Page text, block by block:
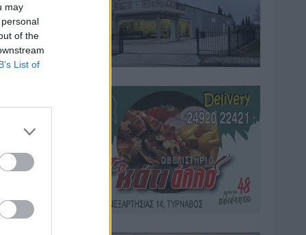
may
of the
List of